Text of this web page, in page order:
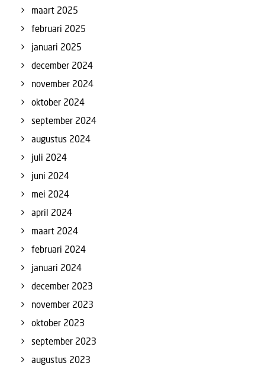
maart 2025
februari 2025
januari 2025
december 2024
november 2024
oktober 2024
september 2024
augustus 2024
juli 2024
juni 2024
mei 2024
april 2024
maart 2024
februari 2024
januari 2024
december 2023
november 2023
oktober 2023
september 2023
augustus 2023